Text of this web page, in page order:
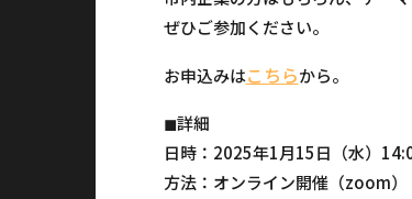
ぜひご参加ください。
お申込みはこちらから。
◼︎詳細
日時：2025年1月15日（水）
方法：オンライン開催（zoom）